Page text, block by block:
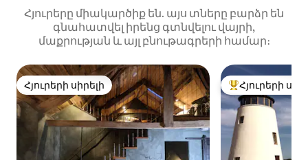
Հյուրերը միակարծիք են. այս տները բարձր են
գնահատվել իրենց գտնվելու վայրի,
մաքրության և այլ բնութագրերի համար։
Հյուրերի սիրելի
Հյուրերի սիրելի Հյուրերի
Հյուրերի